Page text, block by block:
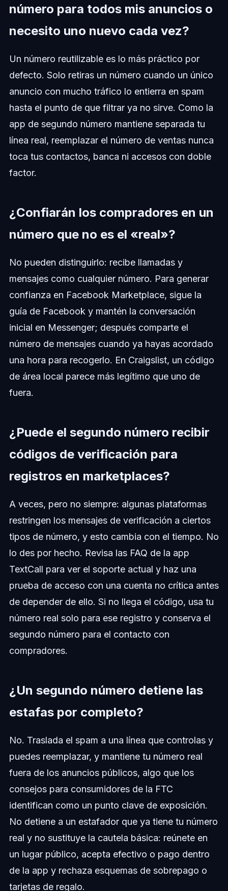
número para todos mis anuncios o
necesito uno nuevo cada vez?
Un número reutilizable es lo más práctico por
defecto. Solo retiras un número cuando un único
anuncio con mucho tráfico lo entierra en spam
hasta el punto de que filtrar ya no sirve. Como la
app de segundo número mantiene separada tu
línea real, reemplazar el número de ventas nunca
toca tus contactos, banca ni accesos con doble
factor.
¿Confiarán los compradores en un
número que no es el «real»?
No pueden distinguirlo: recibe llamadas y
mensajes como cualquier número. Para generar
confianza en Facebook Marketplace, sigue la
guía de Facebook y mantén la conversación
inicial en Messenger; después comparte el
número de mensajes cuando ya hayas acordado
una hora para recogerlo. En Craigslist, un código
de área local parece más legítimo que uno de
fuera.
¿Puede el segundo número recibir
códigos de verificación para
registros en marketplaces?
A veces, pero no siempre: algunas plataformas
restringen los mensajes de verificación a ciertos
tipos de número, y esto cambia con el tiempo. No
lo des por hecho. Revisa las FAQ de la app
TextCall para ver el soporte actual y haz una
prueba de acceso con una cuenta no crítica antes
de depender de ello. Si no llega el código, usa tu
número real solo para ese registro y conserva el
segundo número para el contacto con
compradores.
¿Un segundo número detiene las
estafas por completo?
No. Traslada el spam a una línea que controlas y
puedes reemplazar, y mantiene tu número real
fuera de los anuncios públicos, algo que los
consejos para consumidores de la FTC
identifican como un punto clave de exposición.
No detiene a un estafador que ya tiene tu número
real y no sustituye la cautela básica: reúnete en
un lugar público, acepta efectivo o pago dentro
de la app y rechaza esquemas de sobrepago o
tarjetas de regalo.